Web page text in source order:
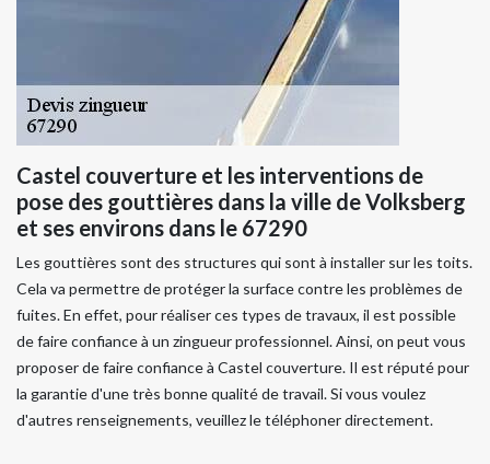
Castel couverture et les interventions de
pose des gouttières dans la ville de Volksberg
et ses environs dans le 67290
Les gouttières sont des structures qui sont à installer sur les toits.
Cela va permettre de protéger la surface contre les problèmes de
fuites. En effet, pour réaliser ces types de travaux, il est possible
de faire confiance à un zingueur professionnel. Ainsi, on peut vous
proposer de faire confiance à Castel couverture. Il est réputé pour
la garantie d'une très bonne qualité de travail. Si vous voulez
d'autres renseignements, veuillez le téléphoner directement.